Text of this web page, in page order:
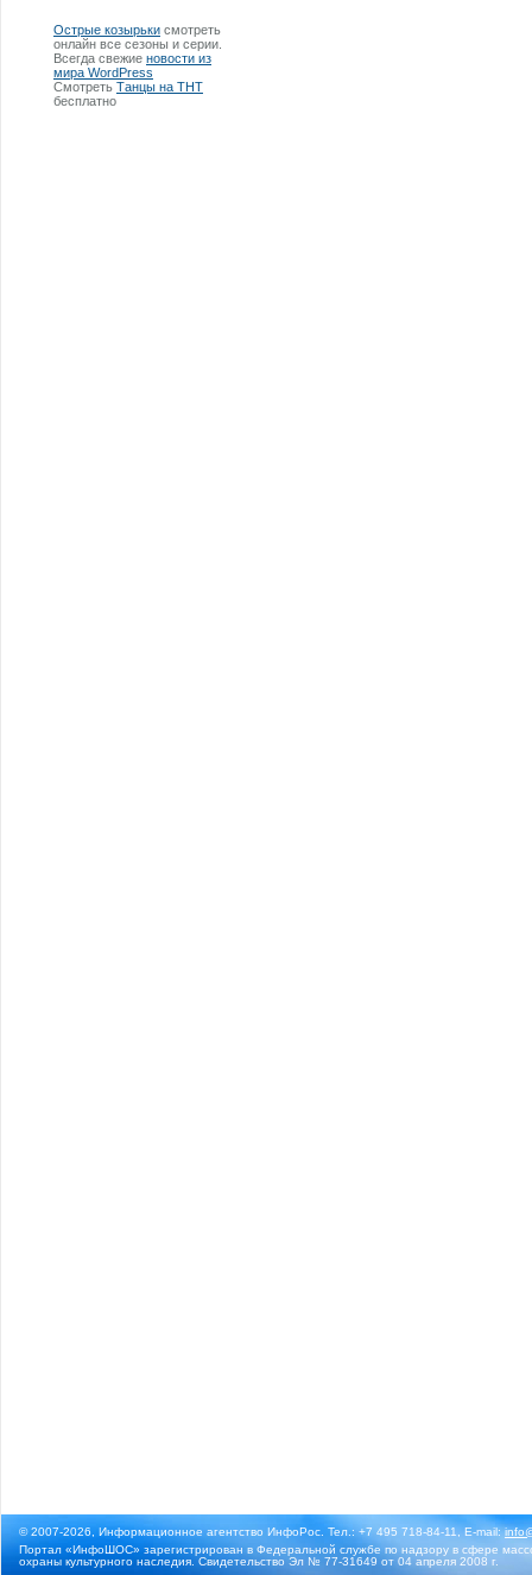
Острые козырьки смотреть
онлайн все сезоны и серии.
Всегда свежие новости из
мира WordPress
Смотреть Танцы на ТНТ
бесплатно
© 2007-2026, Информационное агентство ИнфоРос. Тел.: +7 495 718-84-11, E-mail:
Портал «ИнфоШОС» зарегистрирован в Федеральной службе по надзору в сфере
охраны культурного наследия. Свидетельство Эл № 77-31649 от 04 апреля 2008 г.